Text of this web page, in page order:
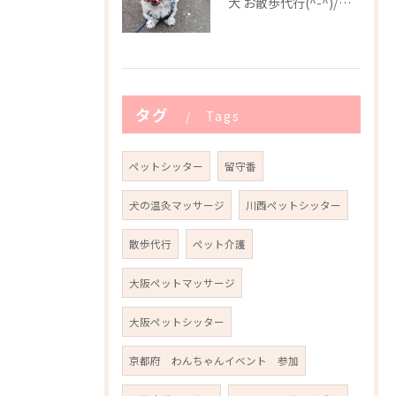
タグ Tags
ペットシッター 留守番
犬の温灸マッサージ 川西ペットシッター
散歩代行 ペット介護
大阪ペットマッサージ
大阪ペットシッター
京都府 わんちゃんイベント 参加